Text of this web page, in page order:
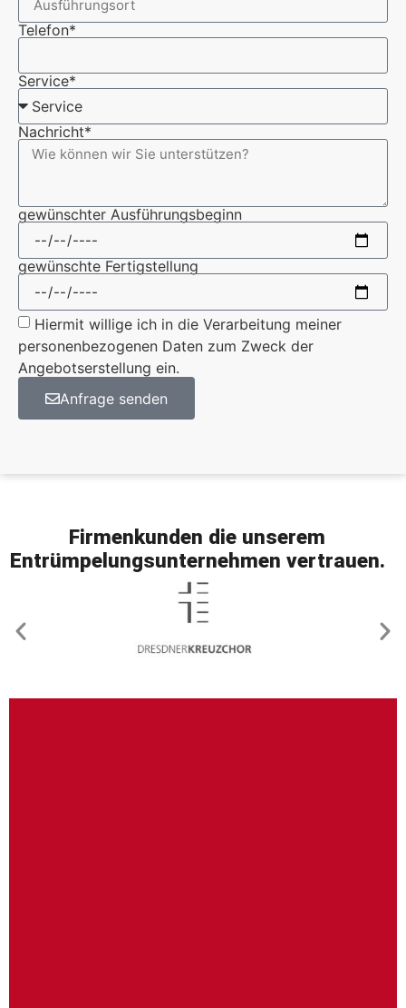
Telefon*
Service*
Nachricht*
gewünschter Ausführungsbeginn
gewünschte Fertigstellung
Hiermit willige ich in die Verarbeitung meiner
personenbezogenen Daten zum Zweck der
Angebotserstellung ein.
Anfrage senden
Firmenkunden die unserem
Entrümpelungsunternehmen vertrauen.